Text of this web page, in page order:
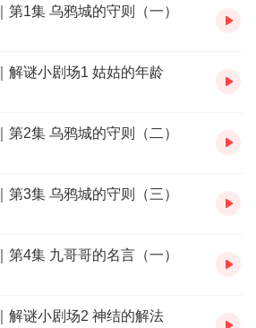
1集 乌鸦城的守则（一）
解谜小剧场1 姑姑的年龄
2集 乌鸦城的守则（二）
3集 乌鸦城的守则（三）
4集 九哥哥的名言（一）
解谜小剧场2 神结的解法